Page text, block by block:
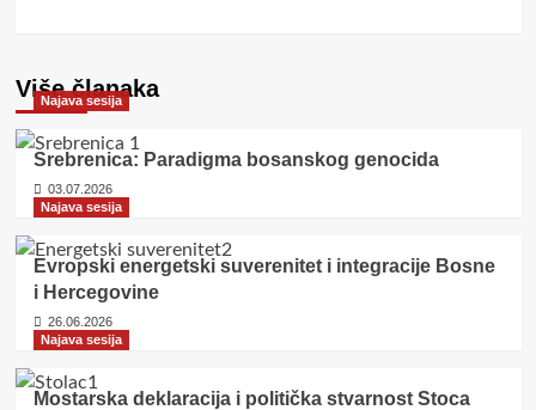
Više članaka
Najava sesija
Srebrenica: Paradigma bosanskog genocida
03.07.2026
Najava sesija
Evropski energetski suverenitet i integracije Bosne
i Hercegovine
26.06.2026
Najava sesija
Mostarska deklaracija i politička stvarnost Stoca